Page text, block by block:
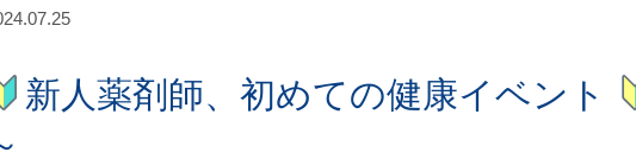
新人薬剤師、初めての健康イベント